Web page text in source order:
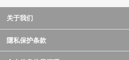
关于我们
隱私保护条款